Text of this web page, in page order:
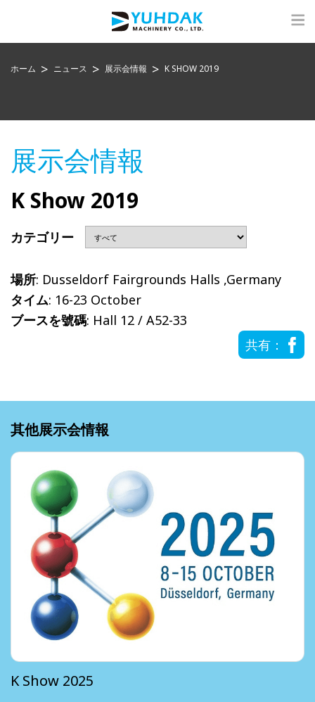
ホーム ニュース 展示会情報 K SHOW 2019
展示会情報
K Show 2019
カテゴリー
場所: Dusseldorf Fairgrounds Halls ,Germany
タイム: 16-23 October
ブースを號碼: Hall 12 / A52-33
共有：
其他展示会情報
K Show 2025